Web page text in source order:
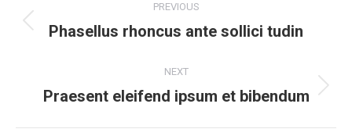
navigation
PREVIOUS
Previous
Phasellus rhoncus ante sollici tudin
NEXT
Next
Praesent eleifend ipsum et bibendum